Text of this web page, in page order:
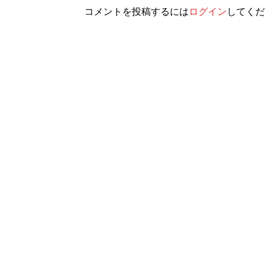
コメントを投稿するには ログイン してく